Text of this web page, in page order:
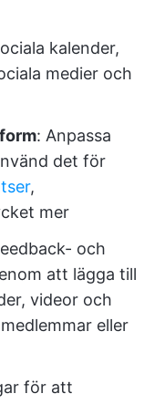
kalender,
medier och
: Anpassa
det för
,
mer
och
att lägga till
videor och
eller
för att